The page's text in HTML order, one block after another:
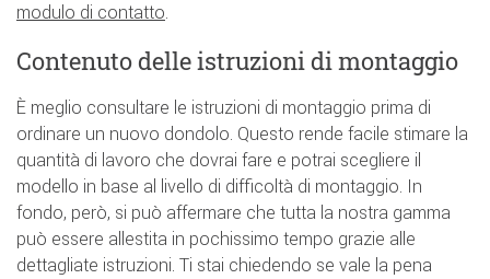
modulo di contatto.
Contenuto delle istruzioni di montaggio
È meglio consultare le istruzioni di montaggio prima di
ordinare un nuovo dondolo. Questo rende facile stimare la
quantità di lavoro che dovrai fare e potrai scegliere il
modello in base al livello di difficoltà di montaggio. In
fondo, però, si può affermare che tutta la nostra gamma
può essere allestita in pochissimo tempo grazie alle
dettagliate istruzioni. Ti stai chiedendo se vale la pena